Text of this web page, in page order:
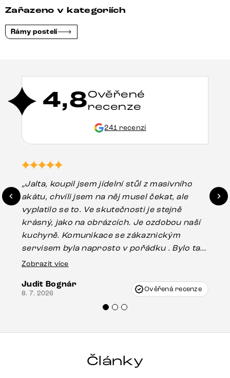
Zařazeno v kategoriích
Rámy postelí
4,8Ověřené
recenze
241 recenzí
„Jalta, koupil jsem jídelní stůl z masivního
akátu, chvíli jsem na něj musel čekat, ale
vyplatilo se to. Ve skutečnosti je stejně
krásný, jako na obrázcích. Je ozdobou naší
kuchyně. Komunikace se zákaznickým
servisem byla naprosto v pořádku . Bylo tam
drobné poškození u nohy stolu, které mohlo
Vincze mi velmi korektně vyšli vstříc.
Doporučuji produkty Delife všem.“
Zobrazit více
Judit Bognár
8. 7. 2026 Ověřená recenze
Články